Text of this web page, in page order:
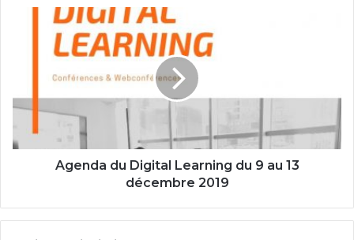
9
au
décembre
Agenda du Digital Learning du 9 au 13
décembre 2019